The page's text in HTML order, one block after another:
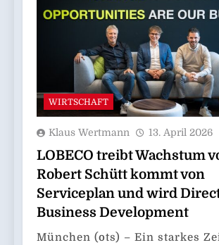
WIRTSCHAFT
Klaus Wertmann 13. April 2026
LOBECO treibt Wachstum
Robert Schütt kommt von
Serviceplan und wird
Business Development
München (ots) – Ein starkes